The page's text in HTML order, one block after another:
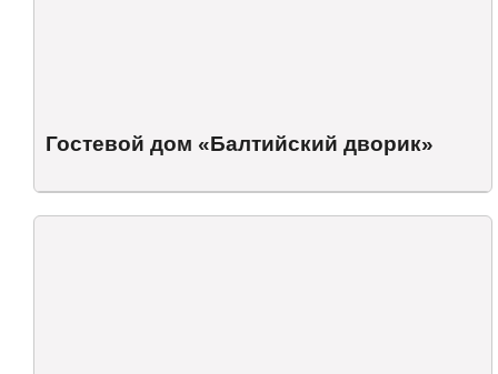
Гостевой дом «Балтийский дворик»